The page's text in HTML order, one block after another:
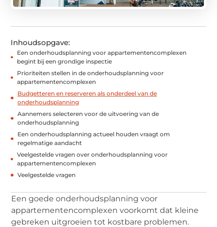
Inhoudsopgave:
Een onderhoudsplanning voor appartementencomplexen
begint bij een grondige inspectie
Prioriteiten stellen in de onderhoudsplanning voor
appartementencomplexen
Budgetteren en reserveren als onderdeel van de
onderhoudsplanning
Aannemers selecteren voor de uitvoering van de
onderhoudsplanning
Een onderhoudsplanning actueel houden vraagt om
regelmatige aandacht
Veelgestelde vragen over onderhoudsplanning voor
appartementencomplexen
Veelgestelde vragen
Een goede onderhoudsplanning voor
appartementencomplexen voorkomt dat kleine
gebreken uitgroeien tot kostbare problemen.